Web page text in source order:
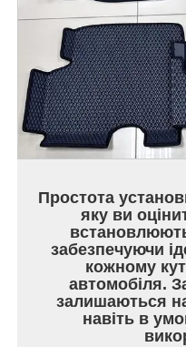
Простота
яку ви
забезпечуючи
кожному
автомобіля.
залишаються
навіть в